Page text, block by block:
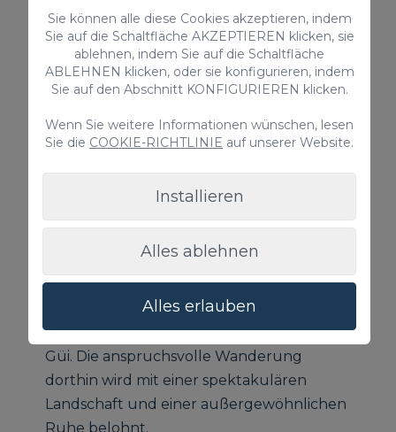
spektakulärsten Strände
Gran Canarias
Kaum ein Strand auf Gran Canaria
vermittelt so viel Ursprünglichkeit wie Güi
Güi. Die anspruchsvolle Wanderung
dorthin wird mit einer spektakulären
Landschaft und einer außergewöhnlichen
Ruhe belohnt.
Sie können alle diese Cookies akzeptieren, indem
Sie auf die Schaltfläche AKZEPTIEREN klicken, sie
ablehnen, indem Sie auf die Schaltfläche
ABLEHNEN klicken, oder sie konfigurieren, indem
Sie auf den Abschnitt KONFIGURIEREN klicken.
Wenn Sie weitere Informationen wünschen, lesen
Sie die COOKIE-RICHTLINIE auf unserer Website.
Installieren
Alles ablehnen
Alles erlauben